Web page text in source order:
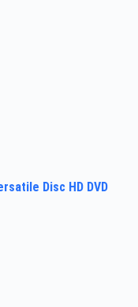
Disc HD DVD